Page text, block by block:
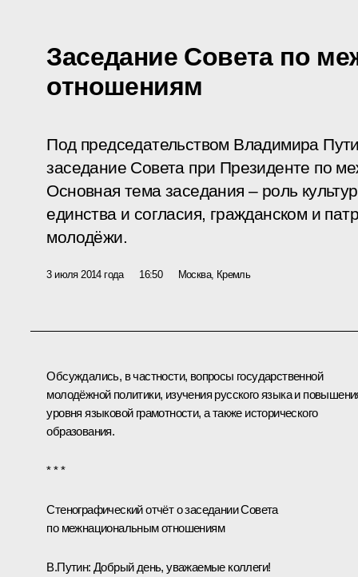
Заседание Совета по
отношениям
Под председательством Владимира
заседание Совета при Президенте по
Основная тема заседания – роль
единства и согласия, гражданском и
молодёжи.
3 июля 2014 года 16:50 Москва, Кремль
Обсуждались, в частности, вопросы государственной
молодёжной политики, изучения русского языка и
уровня языковой грамотности, а также исторического
образования.
* * *
Стенографический отчёт о заседании Совета
по межнациональным отношениям
В.Путин: Добрый день, уважаемые коллеги!